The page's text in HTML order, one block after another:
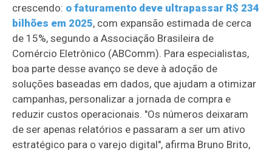
crescendo: o faturamento deve ultrapassar R$ 234
bilhões em 2025, com expansão estimada de cerca
de 15%, segundo a Associação Brasileira de
Comércio Eletrônico (ABComm). Para especialistas,
boa parte desse avanço se deve à adoção de
soluções baseadas em dados, que ajudam a otimizar
campanhas, personalizar a jornada de compra e
reduzir custos operacionais. "Os números deixaram
de ser apenas relatórios e passaram a ser um ativo
estratégico para o varejo digital", afirma Bruno Brito,